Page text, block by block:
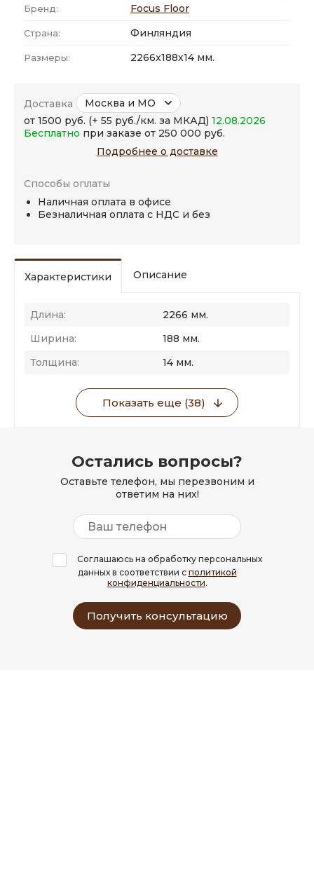
Бренд: Focus Floor
Страна: Финляндия
Размеры: 2266x188x14 мм.
Доставка
Москва и МО
от 1500 руб. (+ 55 руб./км. за МКАД) 12.08.2026
Бесплатно при заказе от 250 000 руб.
Подробнее о доставке
Способы оплаты
Наличная оплата в офисе
Безналичная оплата с НДС и без
Характеристики Описание
Длина:
2266 мм.
Ширина:
188 мм.
Толщина:
14 мм.
Показать еще (38)
Остались вопросы?
Оставьте телефон, мы перезвоним и
ответим на них!
Соглашаюсь на обработку персональных
данных в соответствии с политикой
конфиденциальности.
Получить консультацию